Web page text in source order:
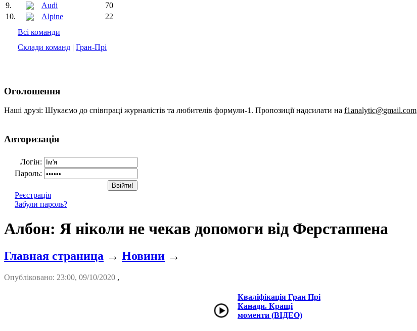
9.
Audi
70
10.
Alpine
22
Всі команди
Склади команд | Гран-Прі
Оголошення
Наші друзі: Шукаємо до співпраці журналістів та любителів формули-1. Пропозиції надсилати на f1analytic@gmail.com
Авторизація
Логін:
Пароль:
Реєстрація
Забули пароль?
Албон: Я ніколи не чекав допомоги від Ферстаппена
Главная страница → Новини →
Опубліковано: 23:00, 09/10/2020 ,
Кваліфікація Гран Прі
Канади. Кращі
моменти (ВІДЕО)